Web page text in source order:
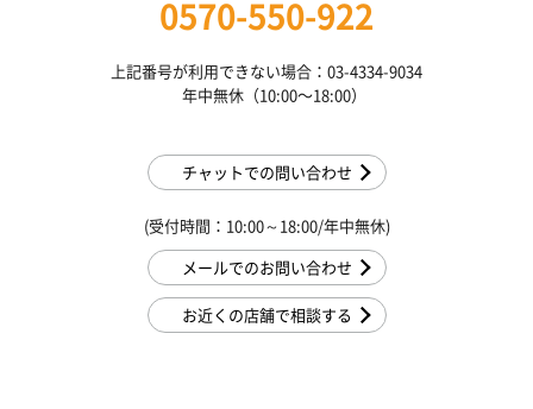
0570-550-922
上記番号が利用できない場合：03-4334-9034
年中無休（10:00〜18:00）
チャットでの問い合わせ
(受付時間：10:00～18:00/年中無休)
メールでのお問い合わせ
お近くの店舗で相談する